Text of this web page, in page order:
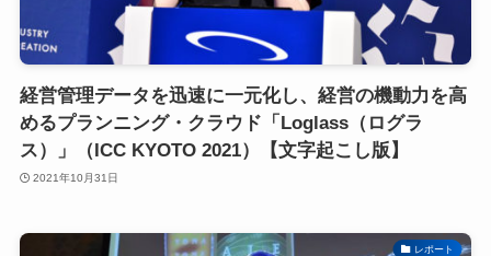
経営管理データを迅速に一元化し、経営の機動力を高
めるプランニング・クラウド「Loglass（ログラ
ス）」（ICC KYOTO 2021）【文字起こし版】
2021年10月31日
レポート